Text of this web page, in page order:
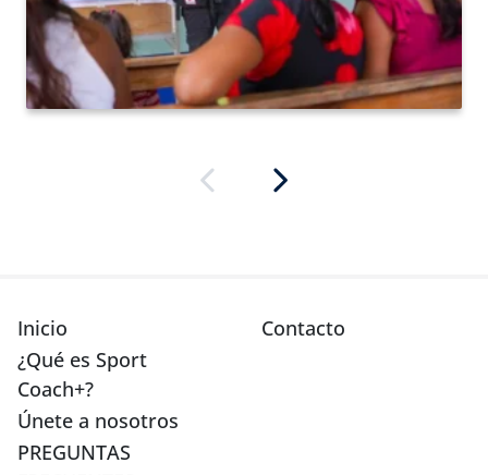
Inicio
¿Qué es Sport
Coach+?
Únete a nosotros
PREGUNTAS
Contacto